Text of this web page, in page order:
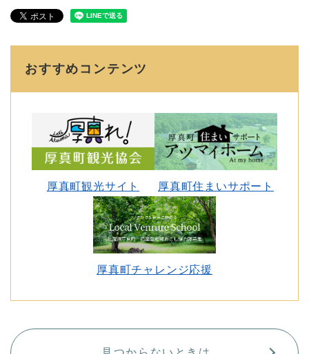
おすすめコンテンツ
厚真町観光サイト 厚真町住まいサポート
厚真町チャレンジ応援